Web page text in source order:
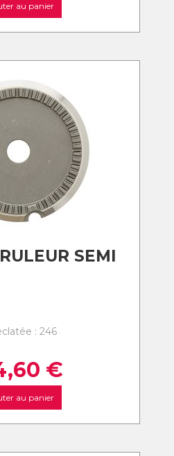
au panier
SEMI
: 246
€
au panier